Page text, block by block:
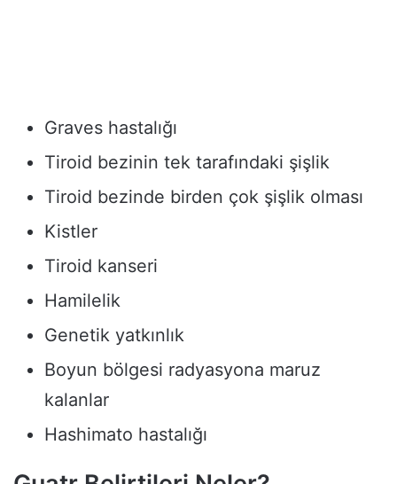
Graves hastalığı
Tiroid bezinin tek tarafındaki şişlik
Tiroid bezinde birden çok şişlik olması
Kistler
Tiroid kanseri
Hamilelik
Genetik yatkınlık
Boyun bölgesi radyasyona maruz
kalanlar
Hashimato hastalığı